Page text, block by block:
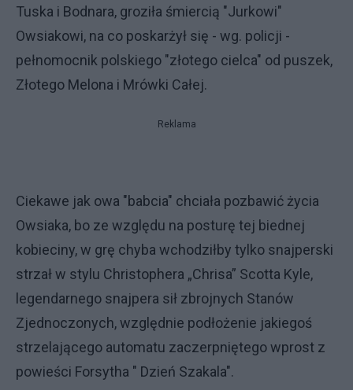
Tuska i Bodnara, groziła śmiercią "Jurkowi"
Owsiakowi, na co poskarżył się - wg. policji -
pełnomocnik polskiego "złotego cielca" od puszek,
Złotego Melona i Mrówki Całej.
Reklama
Ciekawe jak owa "babcia" chciała pozbawić życia
Owsiaka, bo ze względu na posturę tej biednej
kobieciny, w grę chyba wchodziłby tylko snajperski
strzał w stylu Christophera „Chrisa” Scotta Kyle,
legendarnego snajpera sił zbrojnych Stanów
Zjednoczonych, względnie podłożenie jakiegoś
strzelającego automatu zaczerpniętego wprost z
powieści Forsytha " Dzień Szakala".